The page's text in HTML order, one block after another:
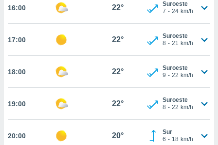
aceptar
de
sitio
que
sean
para
16:00 22°
Suroeste
7 - 24 km/h
17:00 22°
Suroeste
8 - 21 km/h
18:00 22°
Suroeste
9 - 22 km/h
19:00 22°
Suroeste
8 - 22 km/h
20:00 20°
Sur
6 - 18 km/h